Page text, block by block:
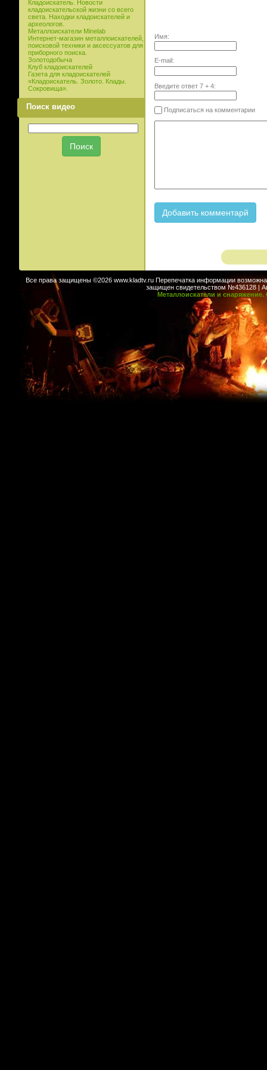
Кладоискатель. Новости
кладоискательской жизни со всего
света. Находки кладоискателей и
археологов.
Металлоискатели Minelab
Интернет-магазин металлоискателей,
поисковой техники и аксессуатов для
приборного поиска.
Золотодобыча
Клуб кладоискателей
Газета для кладоискателей
«Кладоискатель. Золото. Клады.
Сокровища».
Поиск видео
Имя:
E-mail:
Введите ответ 7+ 4:
Подписаться на комментарии
Все права защищены ©2026 www.kladtv.ru Перепечатка информации возможна
защищен свидетельством №436128 |
Металлоискатели и